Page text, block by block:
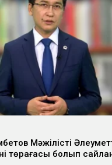
Мәжілістің
төрағасы болып